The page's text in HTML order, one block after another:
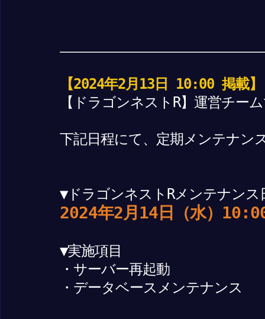
【2024年2月13日 10:00 掲載】
【ドラゴンネストR】運営チー
下記日程にて、定期メンテナン
▼ドラゴンネストRメンテナンス
2024年2月14日（水）
▼実施項目
・サーバー再起動
・データベースメンテナンス